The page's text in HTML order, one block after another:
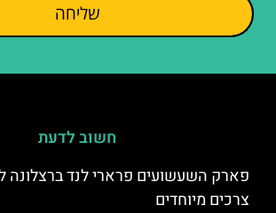
שליחה
חשוב לדעת
פארק השעשועים פרארי לנד ברצלונה
צרכים מיוחדים